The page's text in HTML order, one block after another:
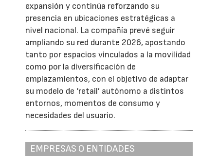
expansión y continúa reforzando su
presencia en ubicaciones estratégicas a
nivel nacional. La compañía prevé seguir
ampliando su red durante 2026, apostando
tanto por espacios vinculados a la movilidad
como por la diversificación de
emplazamientos, con el objetivo de adaptar
su modelo de ‘retail’ autónomo a distintos
entornos, momentos de consumo y
necesidades del usuario.
EMPRESAS O ENTIDADES